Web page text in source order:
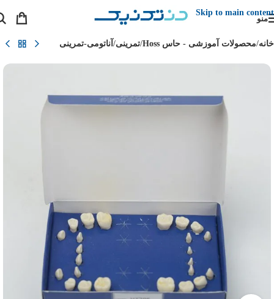
Skip to main content
منو
خانه/محصولات آموزشی - حاس Hoss /تمرینی/ آناتومی-تمرینی